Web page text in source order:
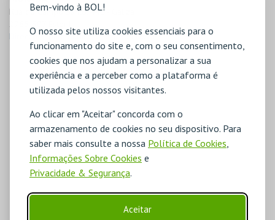
Bem-vindo à BOL!
O nosso site utiliza cookies essenciais para o
funcionamento do site e, com o seu consentimento,
cookies que nos ajudam a personalizar a sua
experiência e a perceber como a plataforma é
utilizada pelos nossos visitantes.
Ao clicar em "Aceitar" concorda com o
armazenamento de cookies no seu dispositivo. Para
saber mais consulte a nossa Política de Cookies,
Informações Sobre Cookies e
Privacidade & Segurança.
Aceitar
Rua do Campo Santo, 441 - Galiza
2765-307 Estoril
Direcções para Auditório Sra. Boa Nova